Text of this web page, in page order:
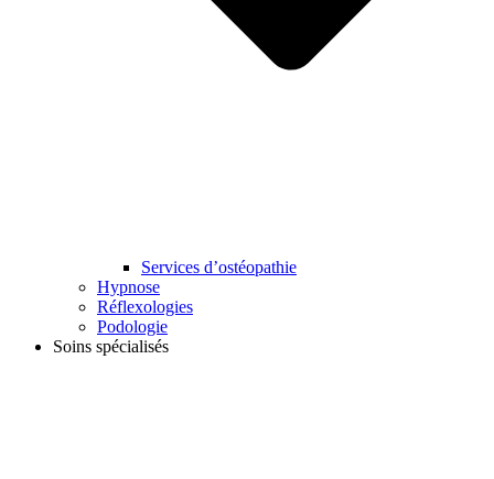
Services d’ostéopathie
Hypnose
Réflexologies
Podologie
Soins spécialisés